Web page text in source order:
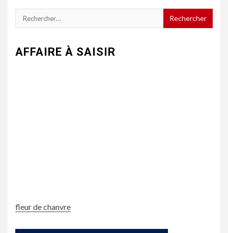
Rechercher :
AFFAIRE À SAISIR
fleur de chanvre